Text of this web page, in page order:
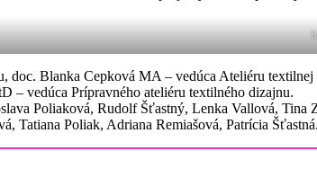
Blanka Cepková MA – vedúca Ateliéru
– vedúca Prípravného ateliéru textilného dizajnu.
Poliaková, Rudolf Šťastný, Lenka Vallová,
Tatiana Poliak, Adriana Remiašová, Patrícia Šťastná.